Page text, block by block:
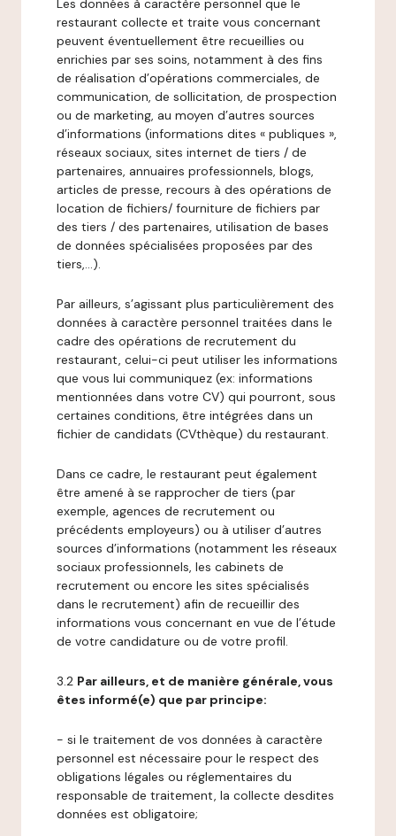
Les données à caractère personnel que le
restaurant collecte et traite vous concernant
peuvent éventuellement être recueillies ou
enrichies par ses soins, notamment à des fins
de réalisation d’opérations commerciales, de
communication, de sollicitation, de prospection
ou de marketing, au moyen d’autres sources
d’informations (informations dites « publiques »,
réseaux sociaux, sites internet de tiers / de
partenaires, annuaires professionnels, blogs,
articles de presse, recours à des opérations de
location de fichiers/ fourniture de fichiers par
des tiers / des partenaires, utilisation de bases
de données spécialisées proposées par des
tiers,…).
Par ailleurs, s’agissant plus particulièrement des
données à caractère personnel traitées dans le
cadre des opérations de recrutement du
restaurant, celui-ci peut utiliser les informations
que vous lui communiquez (ex: informations
mentionnées dans votre CV) qui pourront, sous
certaines conditions, être intégrées dans un
fichier de candidats (CVthèque) du restaurant.
Dans ce cadre, le restaurant peut également
être amené à se rapprocher de tiers (par
exemple, agences de recrutement ou
précédents employeurs) ou à utiliser d’autres
sources d’informations (notamment les réseaux
sociaux professionnels, les cabinets de
recrutement ou encore les sites spécialisés
dans le recrutement) afin de recueillir des
informations vous concernant en vue de l’étude
de votre candidature ou de votre profil.
3.2 Par ailleurs, et de manière générale, vous
êtes informé(e) que par principe:
- si le traitement de vos données à caractère
personnel est nécessaire pour le respect des
obligations légales ou réglementaires du
responsable de traitement, la collecte desdites
données est obligatoire;